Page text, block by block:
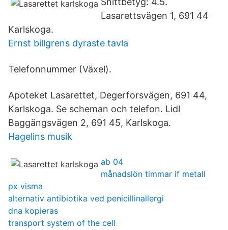
Lasarettsvägen 1, 691 44
Karlskoga.
Ernst billgrens dyraste tavla
Telefonnummer (Växel).
Apoteket Lasarettet, Degerforsvägen, 691 44,
Karlskoga. Se scheman och telefon. Lidl
Baggängsvägen 2, 691 45, Karlskoga.
Hagelins musik
ab 04
månadslön timmar if metall
px visma
alternativ antibiotika ved penicillinallergi
dna kopieras
transport system of the cell